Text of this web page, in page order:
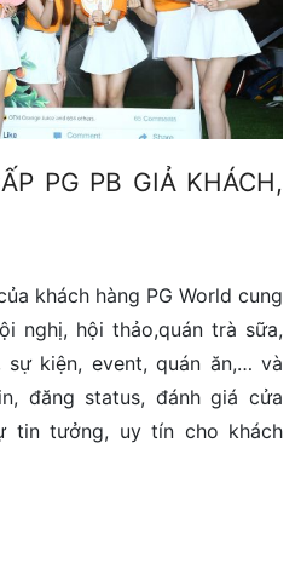
PG PB GIẢ KHÁCH,
khách hàng PG World cung
nghị, hội thảo,quán trà sữa,
sự kiện, event, quán ăn,… và
đăng status, đánh giá cửa
tin tưởng, uy tín cho khách